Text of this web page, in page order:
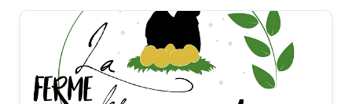
Dégustation